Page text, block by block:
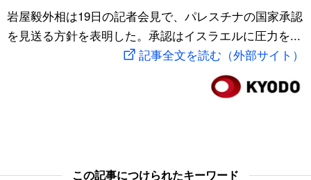
文化
動画/Live
スポーツ・東京2020
岩屋毅外相は19日の記者会見で、パレスチナの国家承認
を見送る方針を表明した。承認はイスラエルに圧力を...
記事全文を読む（外部サイト）
この記事につけられたキーワード